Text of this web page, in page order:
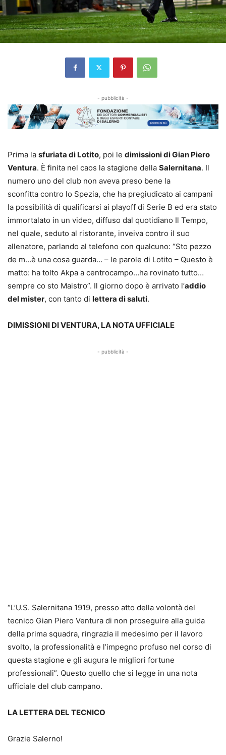
- pubblicità -
Prima la sfuriata di Lotito, poi le dimissioni di Gian Piero
Ventura. È finita nel caos la stagione della Salernitana. Il
numero uno del club non aveva preso bene la
sconfitta contro lo Spezia, che ha pregiudicato ai campani
la possibilità di qualificarsi ai playoff di Serie B ed era stato
immortalato in un video, diffuso dal quotidiano Il Tempo,
nel quale, seduto al ristorante, inveiva contro il suo
allenatore, parlando al telefono con qualcuno: “Sto pezzo
de m…è una cosa guarda… – le parole di Lotito – Questo è
matto: ha tolto Akpa a centrocampo…ha rovinato tutto…
sempre co sto Maistro”. Il giorno dopo è arrivato l’addio
del mister, con tanto di lettera di saluti.
DIMISSIONI DI VENTURA, LA NOTA UFFICIALE
- pubblicità -
“L’U.S. Salernitana 1919, presso atto della volontà del
tecnico Gian Piero Ventura di non proseguire alla guida
della prima squadra, ringrazia il medesimo per il lavoro
svolto, la professionalità e l’impegno profuso nel corso di
questa stagione e gli augura le migliori fortune
professionali”. Questo quello che si legge in una nota
ufficiale del club campano.
LA LETTERA DEL TECNICO
Grazie Salerno!